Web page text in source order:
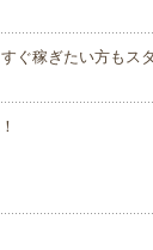
ぐ稼ぎたい方もス